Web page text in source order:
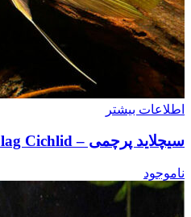
اطلاعات بیشتر
سیچلاید پرچمی – Flag Cichlid
ناموجود